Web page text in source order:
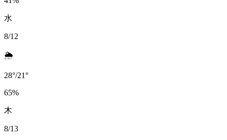
水
8/12
🌦️
28°/21°
65%
木
8/13